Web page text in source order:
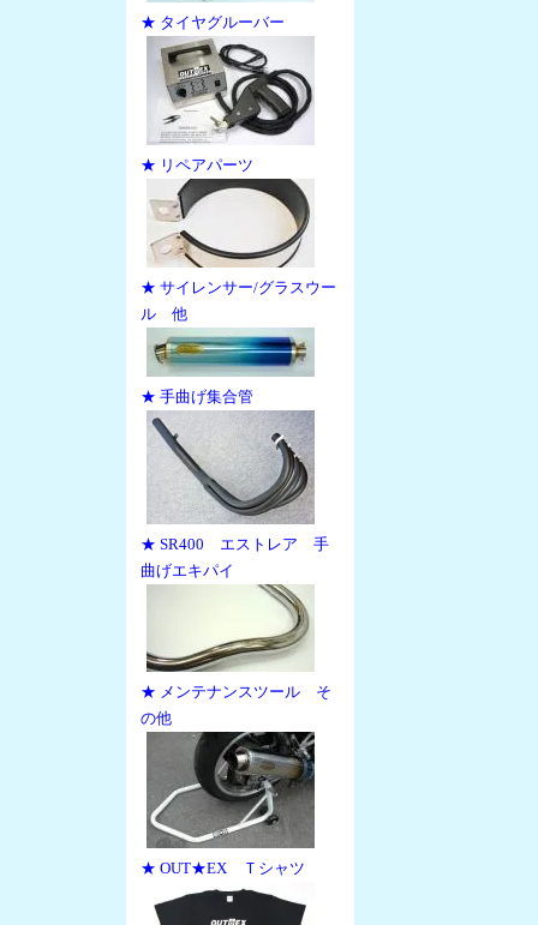
★ タイヤグルーバー
★ リペアパーツ
★ サイレンサー/グラスウー
ル 他
★ 手曲げ集合管
★ SR400 エストレア 手
曲げエキパイ
★ メンテナンスツール そ
の他
★ OUT★EX Ｔシャツ